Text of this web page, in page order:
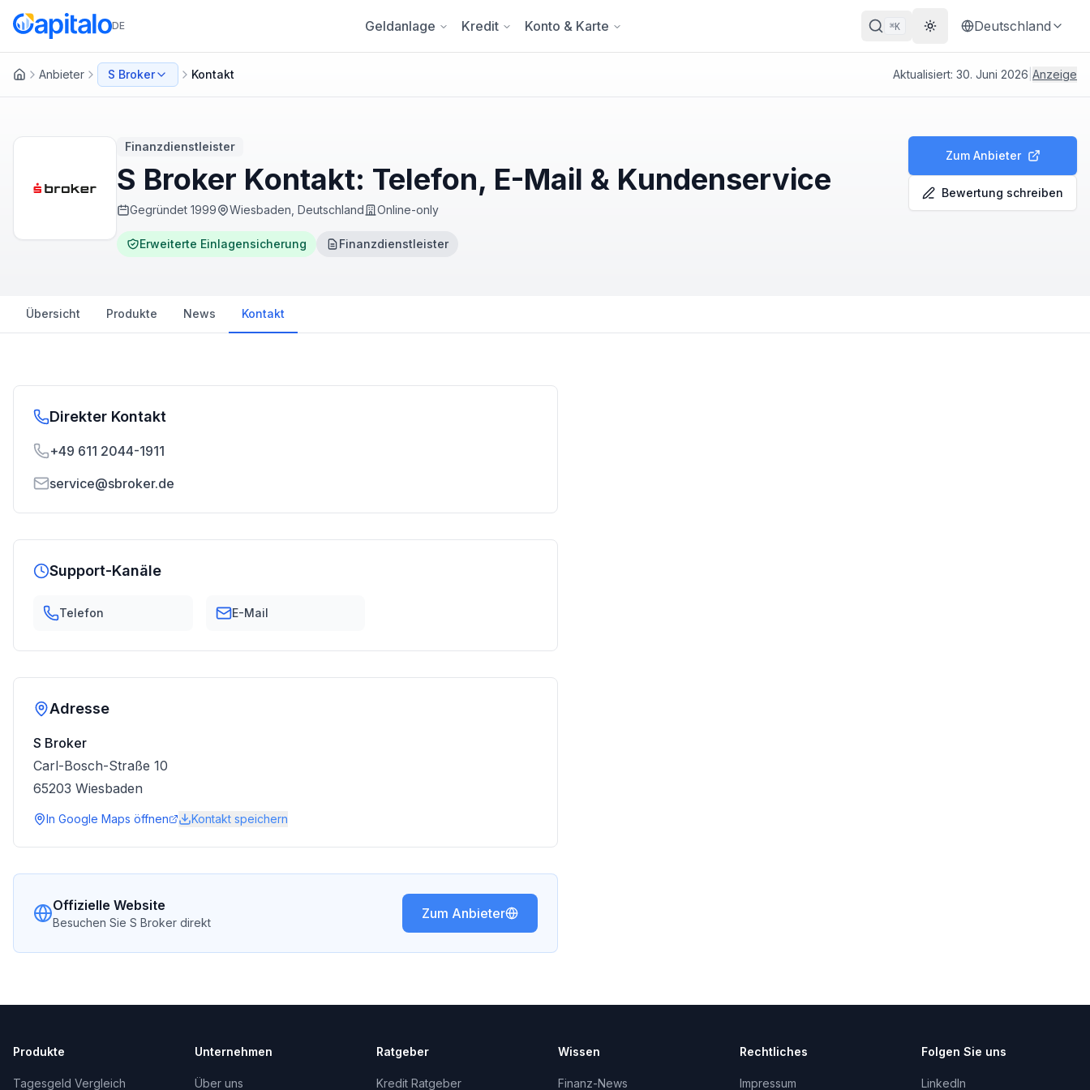
DE Geldanlage Kredit Konto & Karte ⌘K Theme wechseln
Deutschland
Anbieter S Broker Kontakt Aktualisiert: 30. Juni 2026 Anzeige
Finanzdienstleister
S Broker Kontakt: Telefon, E-Mail & Kundenservice
Gegründet 1999 Wiesbaden, Deutschland Online-only
Erweiterte Einlagensicherung Finanzdienstleister
Zum Anbieter
Bewertung schreiben
Übersicht Produkte News Kontakt
Direkter Kontakt
+49 611 2044-1911
service@sbroker.de
Support-Kanäle
Telefon E-Mail
Adresse
S Broker
Carl-Bosch-Straße 10
65203 Wiesbaden
In Google Maps öffnen Kontakt speichern
Offizielle Website
Besuchen Sie S Broker direkt
Zum Anbieter
Produkte
Tagesgeld Vergleich
Unternehmen
Über uns
Ratgeber
Kredit Ratgeber
Wissen
Finanz-News
Rechtliches
Impressum
Folgen Sie uns
LinkedIn